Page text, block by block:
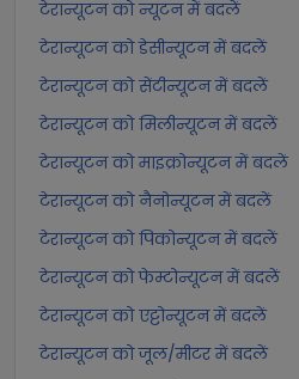
टेरान्यूटन को न्यूटन में बदलें
टेरान्यूटन को डेसीन्यूटन में बदलें
टेरान्यूटन को सेंटीन्यूटन में बदलें
टेरान्यूटन को मिलीन्यूटन में बदलें
टेरान्यूटन को माइक्रोन्यूटन में बदलें
टेरान्यूटन को नैनोन्यूटन में बदलें
टेरान्यूटन को पिकोन्यूटन में बदलें
टेरान्यूटन को फेम्टोन्यूटन में बदलें
टेरान्यूटन को एट्टोन्यूटन में बदलें
टेरान्यूटन को जूल/मीटर में बदलें